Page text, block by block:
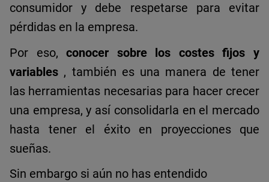
consumidor y debe respetarse para evitar
pérdidas en la empresa.
Por eso,conocer sobre los costes fijos y
variables , también es una manera de tener
las herramientas necesarias para hacer crecer
una empresa, y así consolidarla en el mercado
hasta tener el éxito en proyecciones que
sueñas.
Sin embargo si aún no has entendido